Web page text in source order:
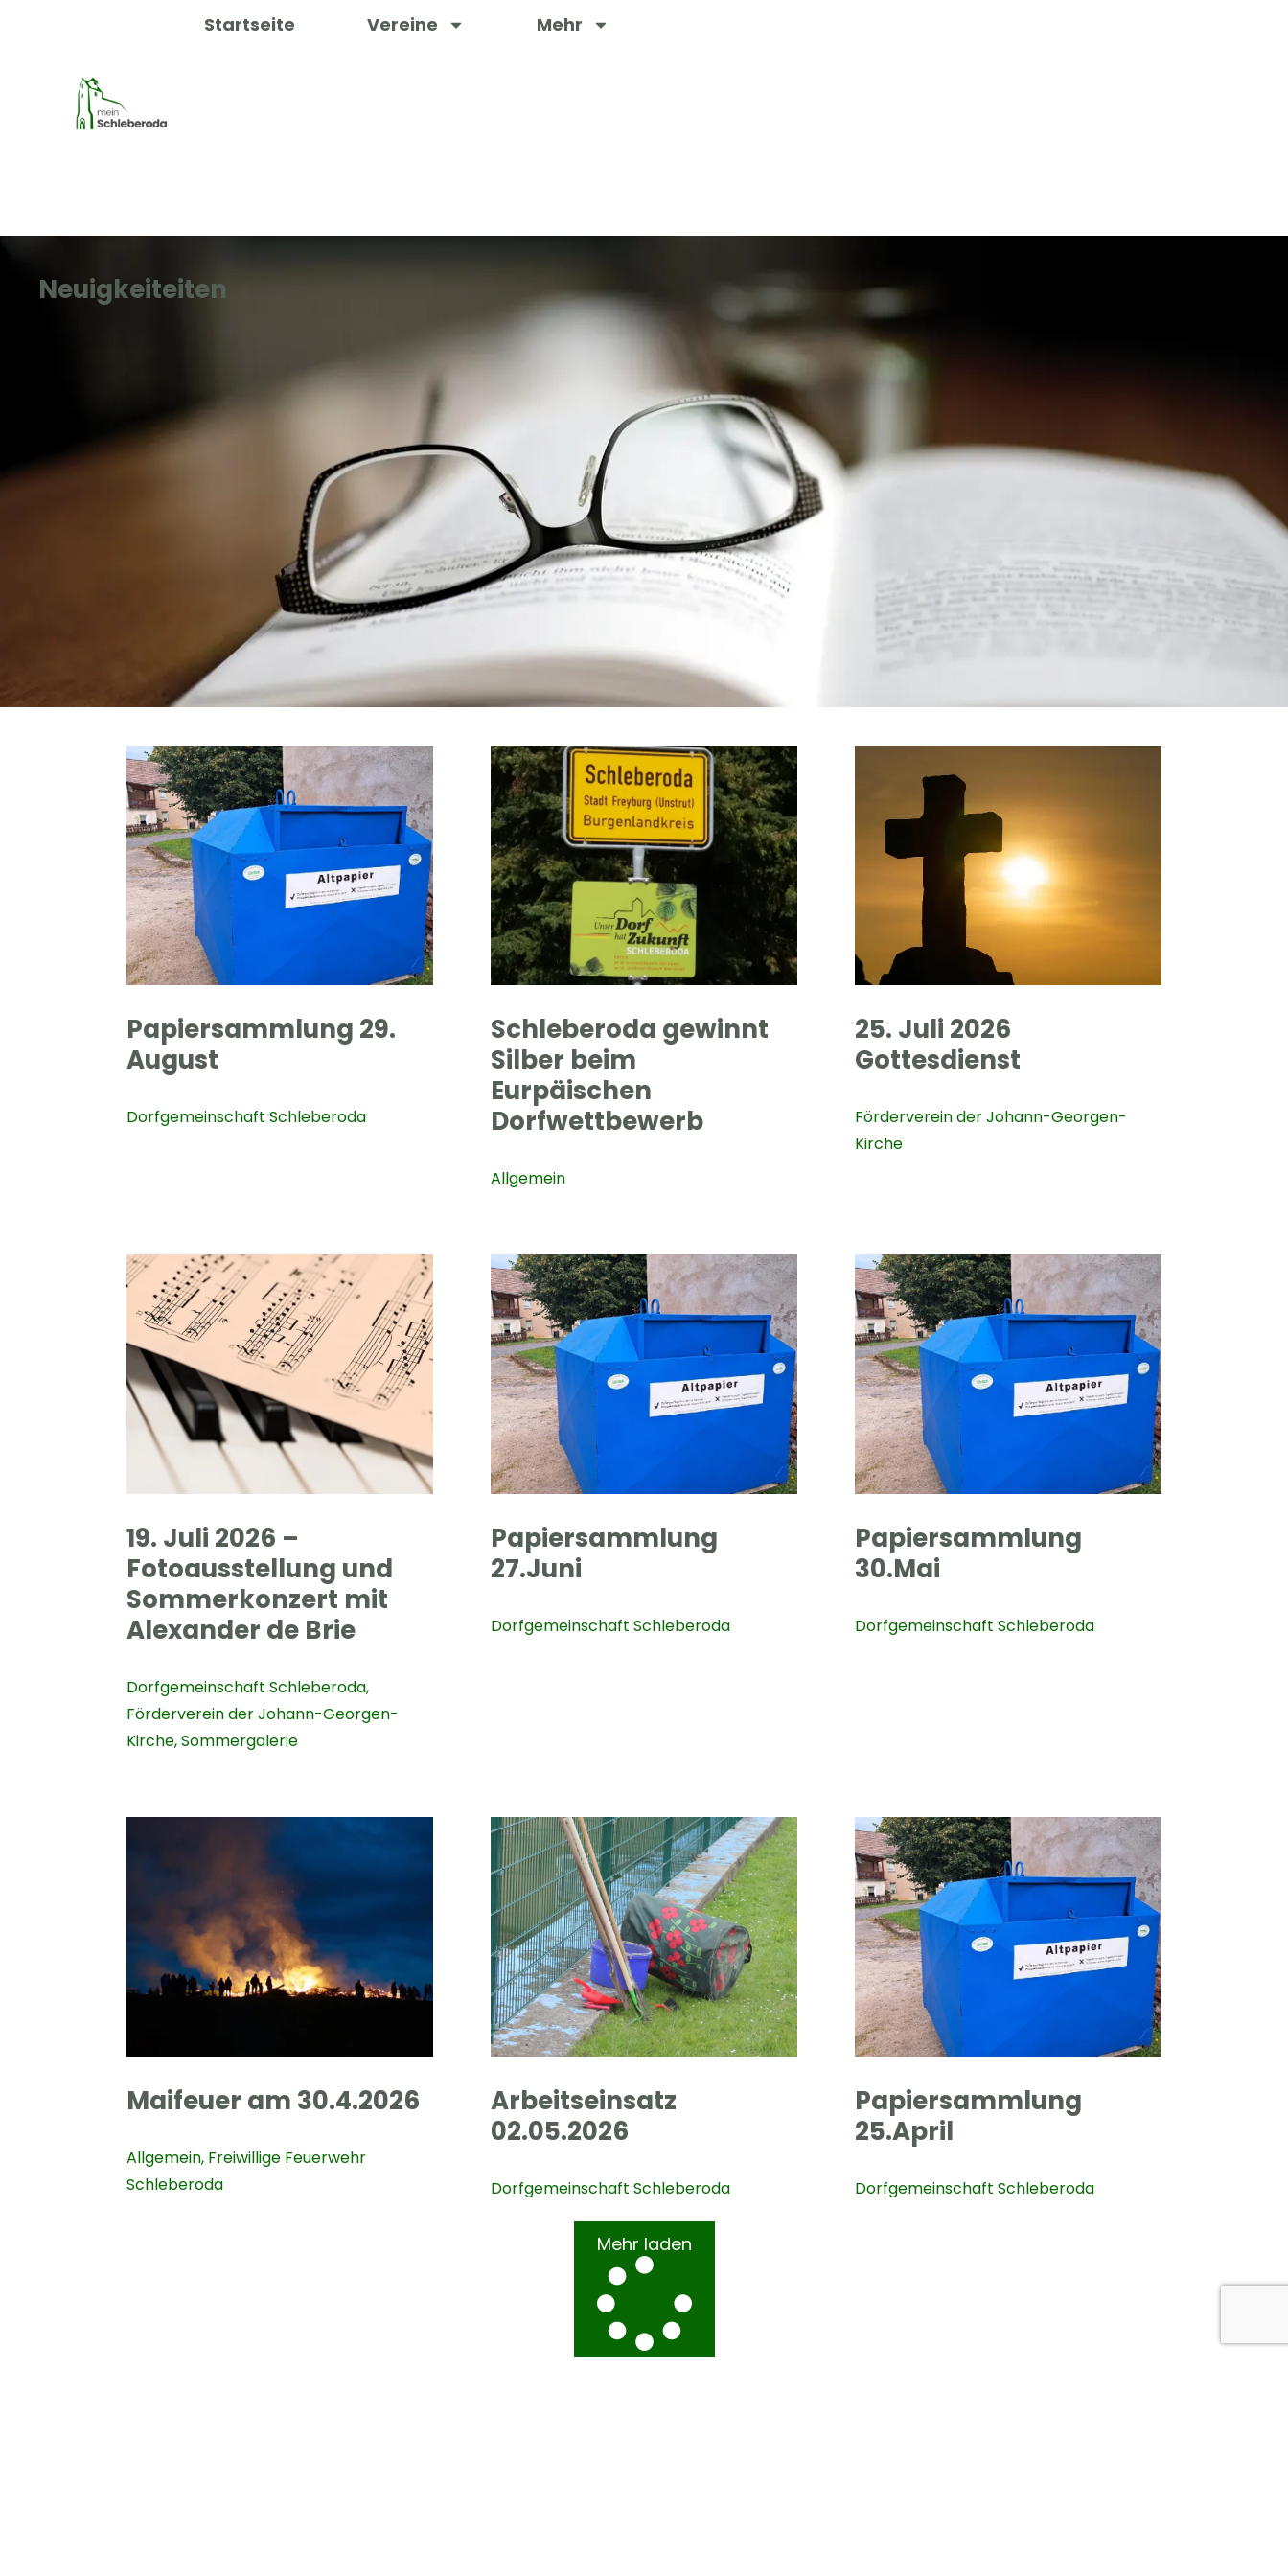
Startseite Vereine Mehr
Neuigkeiteiten
Papiersammlung 29.
August
Dorfgemeinschaft Schleberoda
Schleberoda gewinnt
Silber beim
Eurpäischen
Dorfwettbewerb
Allgemein
25. Juli 2026
Gottesdienst
Förderverein der Johann-Georgen-
Kirche
19. Juli 2026 –
Fotoausstellung und
Sommerkonzert mit
Alexander de Brie
Dorfgemeinschaft Schleberoda,
Förderverein der Johann-Georgen-
Kirche,Sommergalerie
Papiersammlung
27.Juni
Dorfgemeinschaft Schleberoda
Papiersammlung
30.Mai
Dorfgemeinschaft Schleberoda
Maifeuer am 30.4.2026
Allgemein, Freiwillige Feuerwehr
Schleberoda
Arbeitseinsatz
02.05.2026
Dorfgemeinschaft Schleberoda
Papiersammlung
25.April
Dorfgemeinschaft Schleberoda
Mehr laden